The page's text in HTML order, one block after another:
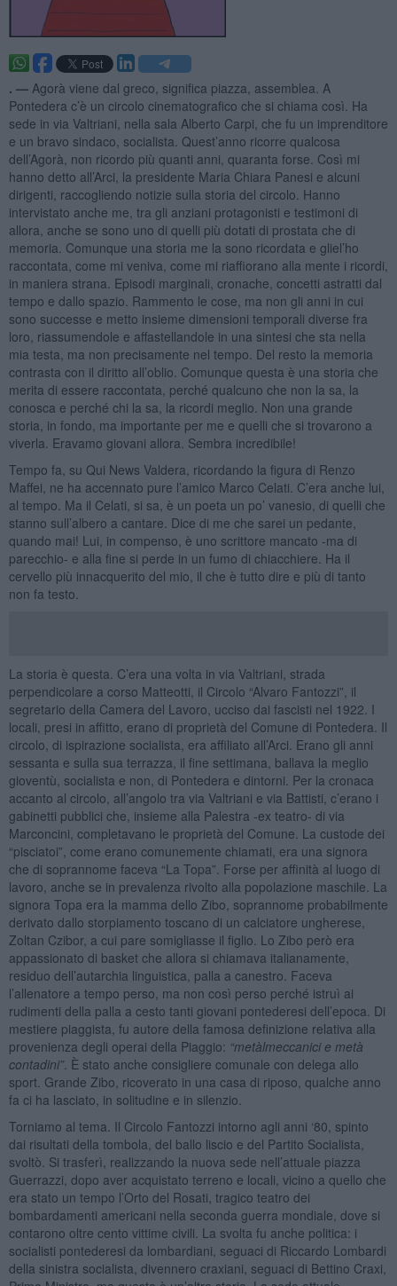
. — Agorà viene dal greco, significa piazza, assemblea. A
Pontedera c’è un circolo cinematografico che si chiama così. Ha
sede in via Valtriani, nella sala Alberto Carpi, che fu un imprenditore
e un bravo sindaco, socialista. Quest’anno ricorre qualcosa
dell’Agorà, non ricordo più quanti anni, quaranta forse. Così mi
hanno detto all’Arci, la presidente Maria Chiara Panesi e alcuni
dirigenti, raccogliendo notizie sulla storia del circolo. Hanno
intervistato anche me, tra gli anziani protagonisti e testimoni di
allora, anche se sono uno di quelli più dotati di prostata che di
memoria. Comunque una storia me la sono ricordata e gliel’ho
raccontata, come mi veniva, come mi riaffiorano alla mente i ricordi,
in maniera strana. Episodi marginali, cronache, concetti astratti dal
tempo e dallo spazio. Rammento le cose, ma non gli anni in cui
sono successe e metto insieme dimensioni temporali diverse fra
loro, riassumendole e affastellandole in una sintesi che sta nella
mia testa, ma non precisamente nel tempo. Del resto la memoria
contrasta con il diritto all’oblio. Comunque questa è una storia che
merita di essere raccontata, perché qualcuno che non la sa, la
conosca e perché chi la sa, la ricordi meglio. Non una grande
storia, in fondo, ma importante per me e quelli che si trovarono a
viverla. Eravamo giovani allora. Sembra incredibile!
Tempo fa, su Qui News Valdera, ricordando la figura di Renzo
Maffei, ne ha accennato pure l’amico Marco Celati. C’era anche lui,
al tempo. Ma il Celati, si sa, è un poeta un po’ vanesio, di quelli che
stanno sull’albero a cantare. Dice di me che sarei un pedante,
quando mai! Lui, in compenso, è uno scrittore mancato -ma di
parecchio- e alla fine si perde in un fumo di chiacchiere. Ha il
cervello più innacquerito del mio, il che è tutto dire e più di tanto
non fa testo.
La storia è questa. C’era una volta in via Valtriani, strada
perpendicolare a corso Matteotti, il Circolo “Alvaro Fantozzi”, il
segretario della Camera del Lavoro, ucciso dai fascisti nel 1922. I
locali, presi in affitto, erano di proprietà del Comune di Pontedera. Il
circolo, di ispirazione socialista, era affiliato all’Arci. Erano gli anni
sessanta e sulla sua terrazza, il fine settimana, ballava la meglio
gioventù, socialista e non, di Pontedera e dintorni. Per la cronaca
accanto al circolo, all’angolo tra via Valtriani e via Battisti, c’erano i
gabinetti pubblici che, insieme alla Palestra -ex teatro- di via
Marconcini, completavano le proprietà del Comune. La custode dei
“pisciatoi”, come erano comunemente chiamati, era una signora
che di soprannome faceva “La Topa”. Forse per affinità al luogo di
lavoro, anche se in prevalenza rivolto alla popolazione maschile. La
signora Topa era la mamma dello Zibo, soprannome probabilmente
derivato dallo storpiamento toscano di un calciatore ungherese,
Zoltan Czibor, a cui pare somigliasse il figlio. Lo Zibo però era
appassionato di basket che allora si chiamava italianamente,
residuo dell’autarchia linguistica, palla a canestro. Faceva
l’allenatore a tempo perso, ma non così perso perché istruì ai
rudimenti della palla a cesto tanti giovani pontederesi dell’epoca. Di
mestiere piaggista, fu autore della famosa definizione relativa alla
provenienza degli operai della Piaggio: “metàlmeccanici e metà
contadini”. È stato anche consigliere comunale con delega allo
sport. Grande Zibo, ricoverato in una casa di riposo, qualche anno
fa ci ha lasciato, in solitudine e in silenzio.
Torniamo al tema. Il Circolo Fantozzi intorno agli anni ‘80, spinto
dai risultati della tombola, del ballo liscio e del Partito Socialista,
svoltò. Si trasferì, realizzando la nuova sede nell’attuale piazza
Guerrazzi, dopo aver acquistato terreno e locali, vicino a quello che
era stato un tempo l’Orto del Rosati, tragico teatro dei
bombardamenti americani nella seconda guerra mondiale, dove si
contarono oltre cento vittime civili. La svolta fu anche politica: i
socialisti pontederesi da lombardiani, seguaci di Riccardo Lombardi
della sinistra socialista, divennero craxiani, seguaci di Bettino Craxi,